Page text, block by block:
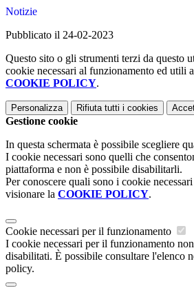
Notizie
Pubblicato il 24-02-2023
Questo sito o gli strumenti terzi da questo
cookie necessari al funzionamento ed utili
COOKIE POLICY.
Personalizza Rifiuta tutti i cookies
Gestione cookie
In questa schermata è possibile scegliere
I cookie necessari sono quelli che
piattaforma e non è possibile disabilitarli.
Per conoscere quali sono i cookie
visionare la COOKIE POLICY.
Cookie necessari per il funzionamento
I cookie necessari per il funzionamento
disabilitati. È possibile consultare l'elenco
policy.